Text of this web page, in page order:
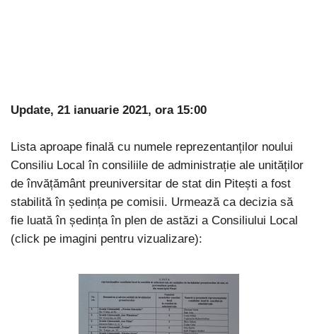
Update, 21 ianuarie 2021, ora 15:00
Lista aproape finală cu numele reprezentanților noului
Consiliu Local în consiliile de administrație ale unităților
de învățământ preuniversitar de stat din Pitești a fost
stabilită în ședința pe comisii. Urmează ca decizia să
fie luată în ședința în plen de astăzi a Consiliului Local
(click pe imagini pentru vizualizare):